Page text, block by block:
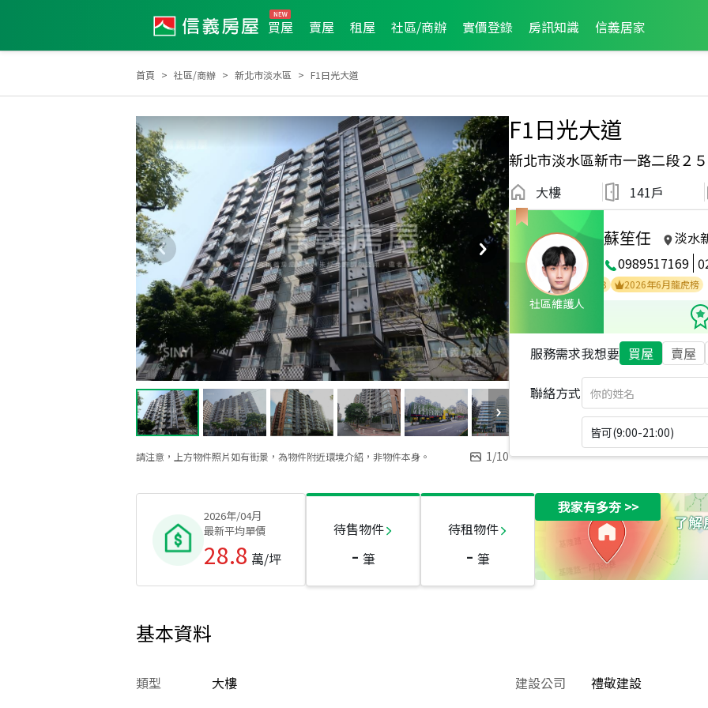
買屋 賣屋 租屋 社區/商辦 實價登錄 房訊知識 信義居家
首頁 社區/商辦 新北市淡水區 F1日光大道
請注意，上方物件照片如有街景，為物件附近環境介紹，非物件本身。 1/10
F1日光大道
新北市淡水區新市一路二段２
大樓 141戶
社區維護人
蘇笙任
淡水
0989517169
2026年2月區業績TOP2 2025年9月區業績TOP3 2026年2月區成件TOP1 2025年9月區成件TOP3 2026年6月龍虎榜
服務需求我想要 買屋 賣屋
聯絡方式
皆可(9:00-21:00)
2026年/04月
最新平均單價
28.8 萬/坪
待售物件
- 筆
待租物件
- 筆
我家有多夯>>
基本資料
類型 大樓 建設公司 禮敬建設